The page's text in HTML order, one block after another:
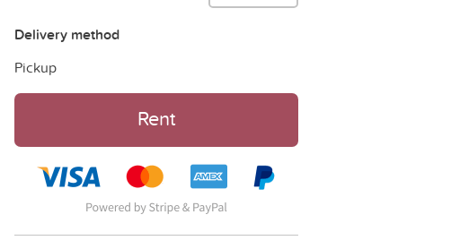
Delivery method
Pickup
Rent